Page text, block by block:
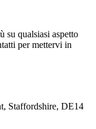
su qualsiasi aspetto
per mettervi in
Staffordshire, DE14